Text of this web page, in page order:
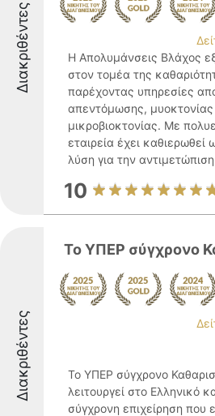
Διακριθέντες
Η Απολυμάνσεις Βλάχος
στον τομέα της
παρέχοντας υπηρεσίες
απεντόμωσης, μυοκτονίας
μικροβιοκτονίας. Με
εταιρεία έχει καθιερωθεί
λύση για την
10
Διακριθέντες
Το ΥΠΕΡ σύγχρονο
Το ΥΠΕΡ σύγχρονο
λειτουργεί στο Ελληνικό
σύγχρονη επιχείρηση που